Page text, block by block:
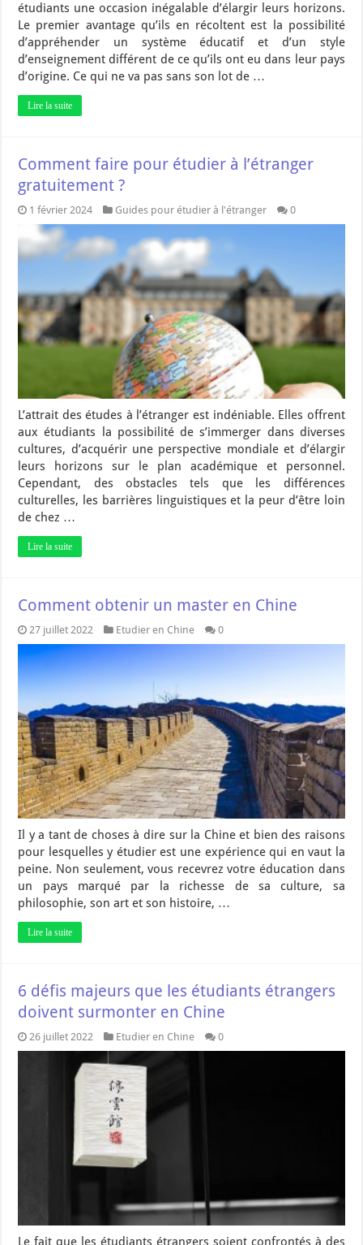
étudiants une occasion inégalable d’élargir leurs horizons.
Le premier avantage qu’ils en récoltent est la possibilité
d’appréhender un système éducatif et d’un style
d’enseignement différent de ce qu’ils ont eu dans leur pays
d’origine. Ce qui ne va pas sans son lot de …
Lire la suite
Comment faire pour étudier à l’étranger
gratuitement ?
1 février 2024 Guides pour étudier à l'étranger 0
L’attrait des études à l’étranger est indéniable. Elles offrent
aux étudiants la possibilité de s’immerger dans diverses
cultures, d’acquérir une perspective mondiale et d’élargir
leurs horizons sur le plan académique et personnel.
Cependant, des obstacles tels que les différences
culturelles, les barrières linguistiques et la peur d’être loin
de chez …
Lire la suite
Comment obtenir un master en Chine
27 juillet 2022 Etudier en Chine 0
Il y a tant de choses à dire sur la Chine et bien des raisons
pour lesquelles y étudier est une expérience qui en vaut la
peine. Non seulement, vous recevrez votre éducation dans
un pays marqué par la richesse de sa culture, sa
philosophie, son art et son histoire, …
Lire la suite
6 défis majeurs que les étudiants étrangers
doivent surmonter en Chine
26 juillet 2022 Etudier en Chine 0
Le fait que les étudiants étrangers soient confrontés à des